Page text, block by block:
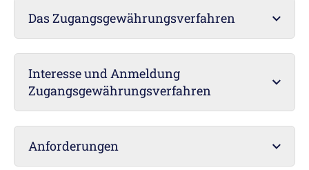
Das Zugangsgewährungsverfahren
Interesse und Anmeldung
Zugangsgewährungsverfahren
Anforderungen